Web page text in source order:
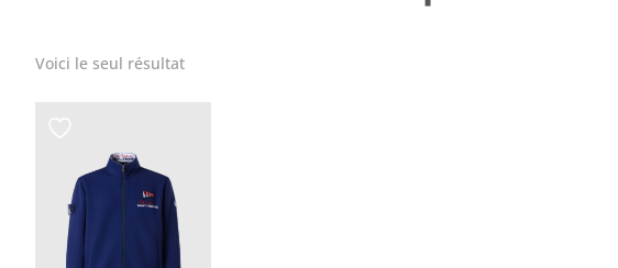
Voici le seul résultat